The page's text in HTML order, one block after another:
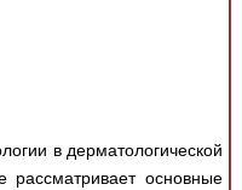
в дерматологической
рассматривает основные